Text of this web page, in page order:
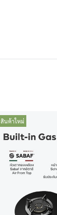
สินค้าใหม่